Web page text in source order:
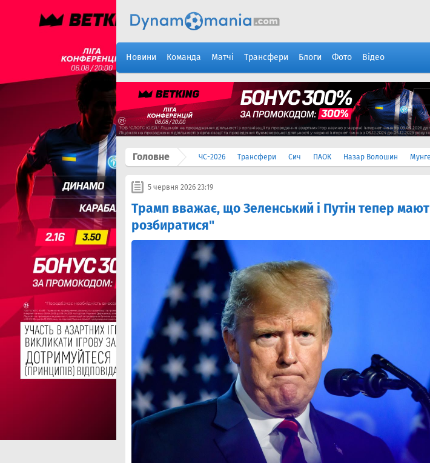
Новини Команда Матчі Трансфери Блоги Фото Відео
Головне ЧС-2026 Трансфери Сич ПАОК Назар Волошин
5 червня 2026 23:19
Трамп вважає, що Зеленський і Путін тепер
розбиратися"